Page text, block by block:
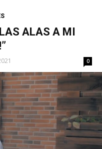
LAS ALAS A MI
0